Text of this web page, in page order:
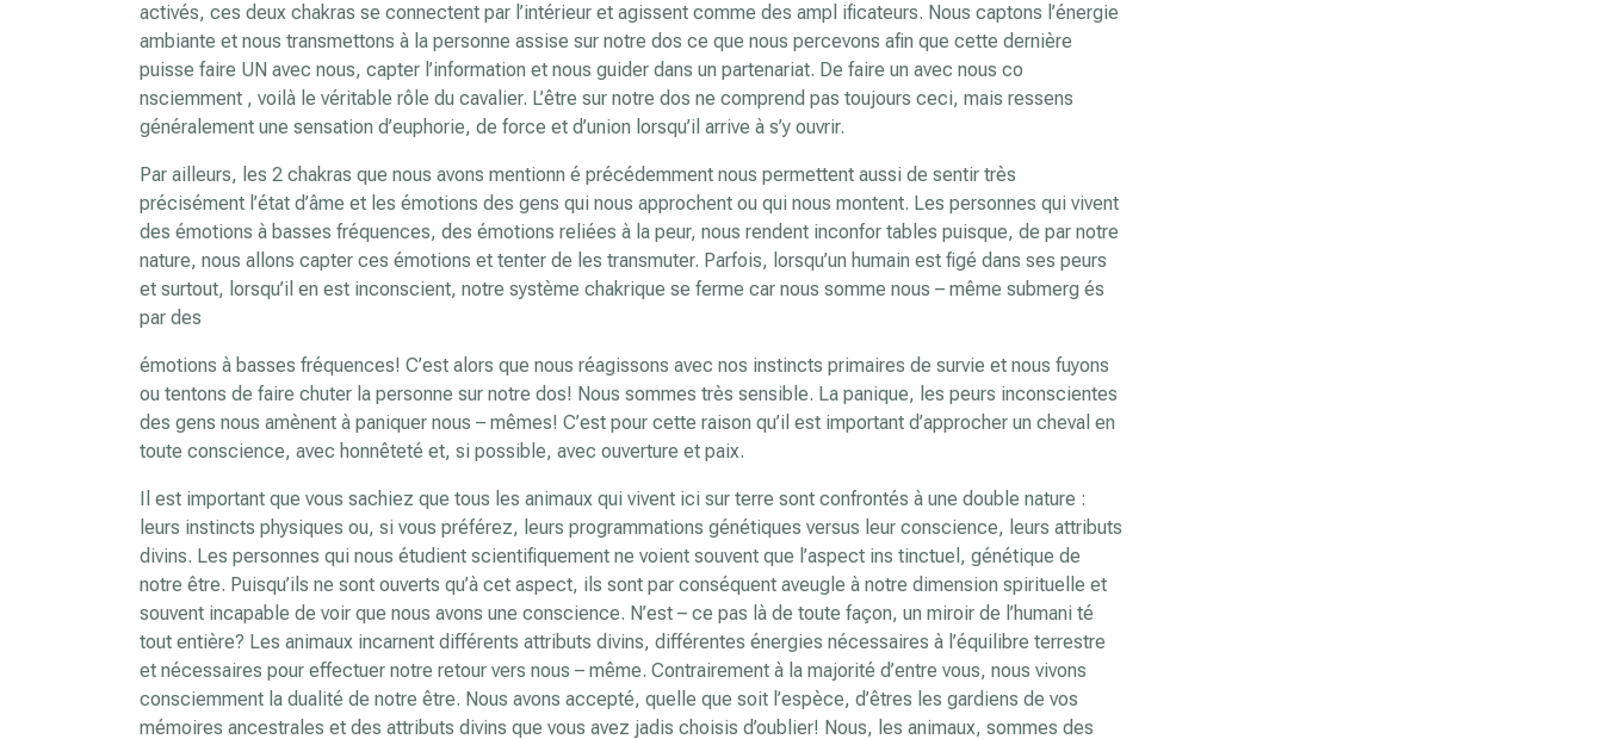
activés, ces deux chakras se connectent par l’intérieur et agissent comme des ampl ificateurs. Nous captons l’énergie
ambiante et nous transmettons à la personne assise sur notre dos ce que nous percevons afin que cette dernière
puisse faire UN avec nous, capter l’information et nous guider dans un partenariat. De faire un avec nous co
nsciemment , voilà le véritable rôle du cavalier. L’être sur notre dos ne comprend pas toujours ceci, mais ressens
généralement une sensation d’euphorie, de force et d’union lorsqu’il arrive à s’y ouvrir.
Par ailleurs, les 2 chakras que nous avons mentionn é précédemment nous permettent aussi de sentir très
précisément l’état d’âme et les émotions des gens qui nous approchent ou qui nous montent. Les personnes qui vivent
des émotions à basses fréquences, des émotions reliées à la peur, nous rendent inconfor tables puisque, de par notre
nature, nous allons capter ces émotions et tenter de les transmuter. Parfois, lorsqu’un humain est figé dans ses peurs
et surtout, lorsqu’il en est inconscient, notre système chakrique se ferme car nous somme nous – même submerg és
par des
émotions à basses fréquences! C’est alors que nous réagissons avec nos instincts primaires de survie et nous fuyons
ou tentons de faire chuter la personne sur notre dos! Nous sommes très sensible. La panique, les peurs inconscientes
des gens nous amènent à paniquer nous – mêmes! C’est pour cette raison qu’il est important d’approcher un cheval en
toute conscience, avec honnêteté et, si possible, avec ouverture et paix.
Il est important que vous sachiez que tous les animaux qui vivent ici sur terre sont confrontés à une double nature :
leurs instincts physiques ou, si vous préférez, leurs programmations génétiques versus leur conscience, leurs attributs
divins. Les personnes qui nous étudient scientifiquement ne voient souvent que l’aspect ins tinctuel, génétique de
notre être. Puisqu’ils ne sont ouverts qu’à cet aspect, ils sont par conséquent aveugle à notre dimension spirituelle et
souvent incapable de voir que nous avons une conscience. N’est – ce pas là de toute façon, un miroir de l’humani té
tout entière? Les animaux incarnent différents attributs divins, différentes énergies nécessaires à l’équilibre terrestre
et nécessaires pour effectuer notre retour vers nous – même. Contrairement à la majorité d’entre vous, nous vivons
consciemment la dualité de notre être. Nous avons accepté, quelle que soit l’espèce, d’êtres les gardiens de vos
mémoires ancestrales et des attributs divins que vous avez jadis choisis d’oublier! Nous, les animaux, sommes des